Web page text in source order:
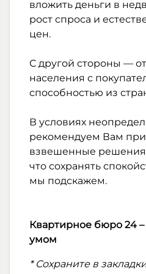
вложить деньги в
рост спроса и
цен.
С другой стороны —
населения с
способностью из
В условиях
рекомендуем Вам
взвешенные решения
что сохранять
мы подскажем.
Квартирное бюро 24
умом
* Сохраните в